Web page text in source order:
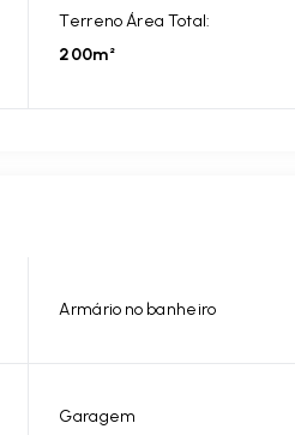
Terreno Área Total:
200m²
Armário no banheiro
Garagem